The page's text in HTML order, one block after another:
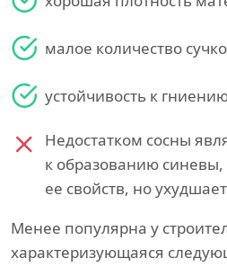
малое количество
устойчивость к
Недостатком сосны
к образованию
ее свойств, но
Менее популярна у
характеризующаяся